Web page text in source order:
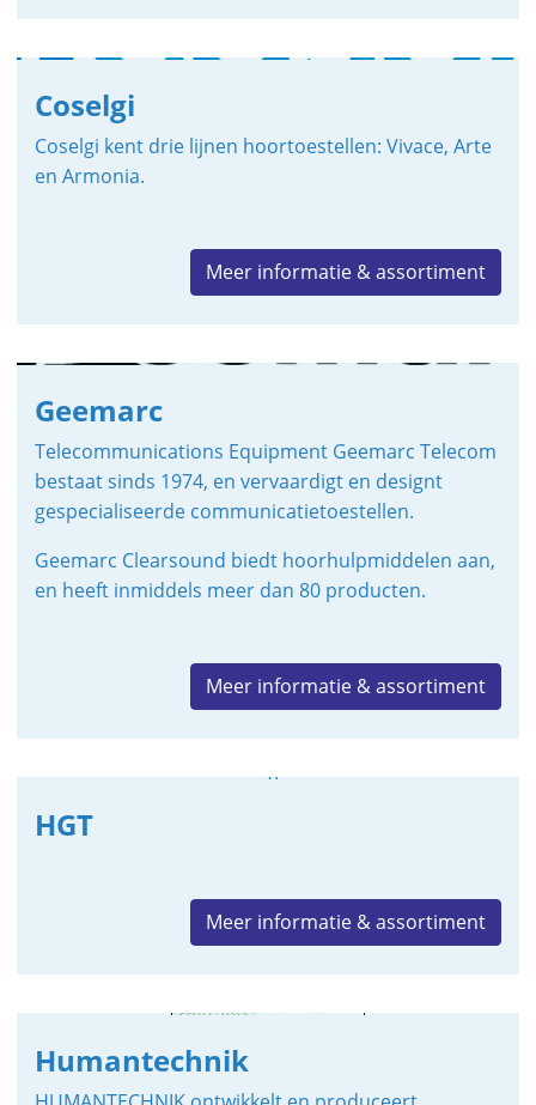
Coselgi
Coselgi kent drie lijnen hoortoestellen: Vivace, Arte
en Armonia.
Meer informatie & assortiment
Geemarc
Telecommunications Equipment Geemarc Telecom
bestaat sinds 1974, en vervaardigt en designt
gespecialiseerde communicatietoestellen.
Geemarc Clearsound biedt hoorhulpmiddelen aan,
en heeft inmiddels meer dan 80 producten.
Meer informatie & assortiment
HGT
Meer informatie & assortiment
Humantechnik